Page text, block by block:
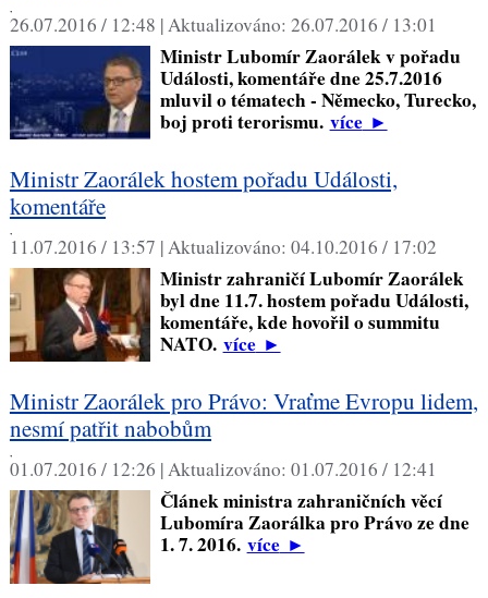
,
26.07.2016 / 12:48 |Aktualizováno: 26.07.2016 / 13:01
Ministr Lubomír Zaorálek v pořadu
Události, komentáře dne 25.7.2016
mluvil o tématech - Německo, Turecko,
boj proti terorismu. více►
Ministr Zaorálek hostem pořadu Události,
komentáře
,
11.07.2016 / 13:57 |Aktualizováno: 04.10.2016 / 17:02
Ministr zahraničí Lubomír Zaorálek
byl dne 11.7. hostem pořadu Události,
komentáře, kde hovořil o summitu
NATO. více►
Ministr Zaorálek pro Právo: Vraťme Evropu lidem,
nesmí patřit nabobům
,
01.07.2016 / 12:26 |Aktualizováno: 01.07.2016 / 12:41
Článek ministra zahraničních věcí
Lubomíra Zaorálka pro Právo ze dne
1. 7. 2016. více►